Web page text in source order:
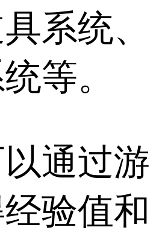
系统、
等。
通过游
验值和